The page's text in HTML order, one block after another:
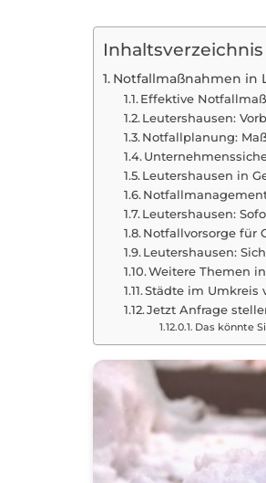
Inhaltsverzeichnis
Notfallmaßnahmen in
Effektive
Leutershausen:
Notfallplanung:
Leutershausen in
Leutershausen:
Notfallvorsorge für
Leutershausen:
Weitere Themen
Städte im Umkreis
Jetzt Anfrage
Das könnte